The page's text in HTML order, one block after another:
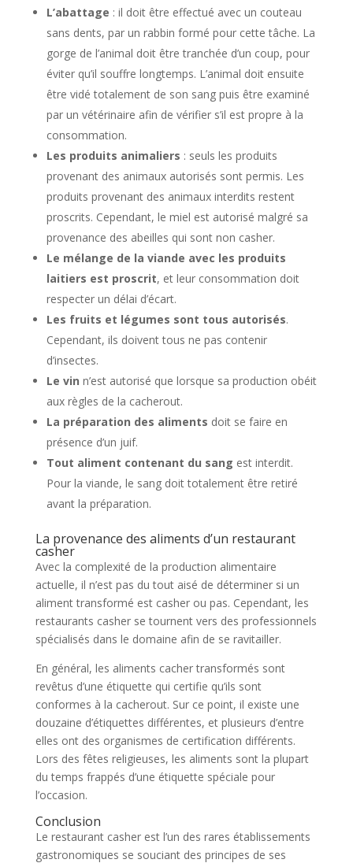
L’abattage : il doit être effectué avec un couteau
sans dents, par un rabbin formé pour cette tâche. La
gorge de l’animal doit être tranchée d’un coup, pour
éviter qu’il souffre longtemps. L’animal doit ensuite
être vidé totalement de son sang puis être examiné
par un vétérinaire afin de vérifier s’il est propre à la
consommation.
Les produits animaliers : seuls les produits
provenant des animaux autorisés sont permis. Les
produits provenant des animaux interdits restent
proscrits. Cependant, le miel est autorisé malgré sa
provenance des abeilles qui sont non casher.
Le mélange de la viande avec les produits
laitiers est proscrit, et leur consommation doit
respecter un délai d’écart.
Les fruits et légumes sont tous autorisés.
Cependant, ils doivent tous ne pas contenir
d’insectes.
Le vin n’est autorisé que lorsque sa production obéit
aux règles de la cacherout.
La préparation des aliments doit se faire en
présence d’un juif.
Tout aliment contenant du sang est interdit.
Pour la viande, le sang doit totalement être retiré
avant la préparation.
La provenance des aliments d’un restaurant
casher
Avec la complexité de la production alimentaire
actuelle, il n’est pas du tout aisé de déterminer si un
aliment transformé est casher ou pas. Cependant, les
restaurants casher se tournent vers des professionnels
spécialisés dans le domaine afin de se ravitailler.
En général, les aliments cacher transformés sont
revêtus d’une étiquette qui certifie qu’ils sont
conformes à la cacherout. Sur ce point, il existe une
douzaine d’étiquettes différentes, et plusieurs d’entre
elles ont des organismes de certification différents.
Lors des fêtes religieuses, les aliments sont la plupart
du temps frappés d’une étiquette spéciale pour
l’occasion.
Conclusion
Le restaurant casher est l’un des rares établissements
gastronomiques se souciant des principes de ses